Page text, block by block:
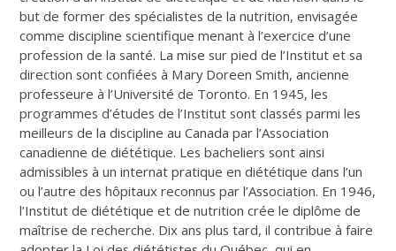
but de former des spécialistes de la nutrition, envisagée
comme discipline scientifique menant à l’exercice d’une
profession de la santé. La mise sur pied de l’Institut et sa
direction sont confiées à Mary Doreen Smith, ancienne
professeure à l’Université de Toronto. En 1945, les
programmes d’études de l’Institut sont classés parmi les
meilleurs de la discipline au Canada par l’Association
canadienne de diététique. Les bacheliers sont ainsi
admissibles à un internat pratique en diététique dans l’un
ou l’autre des hôpitaux reconnus par l’Association. En 1946,
l’Institut de diététique et de nutrition crée le diplôme de
maîtrise de recherche. Dix ans plus tard, il contribue à faire